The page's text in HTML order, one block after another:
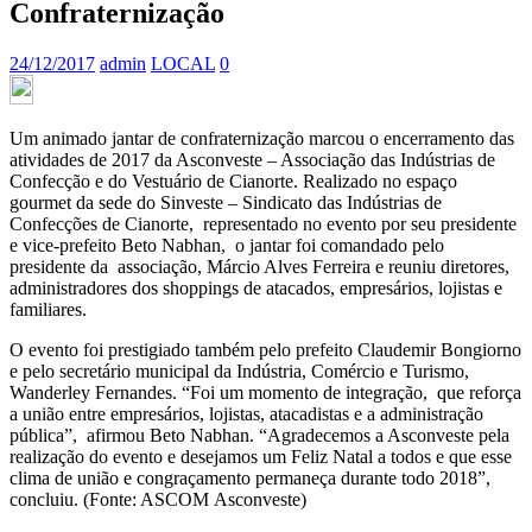
Confraternização
24/12/2017 admin LOCAL 0
Um animado jantar de confraternização marcou o encerramento das
atividades de 2017 da Asconveste – Associação das Indústrias de
Confecção e do Vestuário de Cianorte. Realizado no espaço
gourmet da sede do Sinveste – Sindicato das Indústrias de
Confecções de Cianorte, representado no evento por seu presidente
e vice-prefeito Beto Nabhan, o jantar foi comandado pelo
presidente da associação, Márcio Alves Ferreira e reuniu diretores,
administradores dos shoppings de atacados, empresários, lojistas e
familiares.
O evento foi prestigiado também pelo prefeito Claudemir Bongiorno
e pelo secretário municipal da Indústria, Comércio e Turismo,
Wanderley Fernandes. “Foi um momento de integração, que reforça
a união entre empresários, lojistas, atacadistas e a administração
pública”, afirmou Beto Nabhan. “Agradecemos a Asconveste pela
realização do evento e desejamos um Feliz Natal a todos e que esse
clima de união e congraçamento permaneça durante todo 2018”,
concluiu. (Fonte: ASCOM Asconveste)